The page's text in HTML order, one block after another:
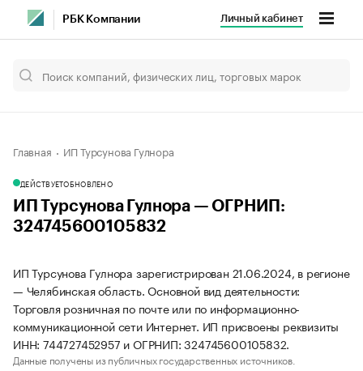
РБК Компании Личный кабинет
Главная ИП Турсунова Гулнора
ДЕЙСТВУЕТОБНОВЛЕНО
ИП Турсунова Гулнора — ОГРНИП:
324745600105832
ИП Турсунова Гулнора зарегистрирован 21.06.2024, в регионе
— Челябинская область. Основной вид деятельности:
Торговля розничная по почте или по информационно-
коммуникационной сети Интернет. ИП присвоены реквизиты
ИНН: 744727452957 и ОГРНИП: 324745600105832.
Данные получены из публичных государственных источников.